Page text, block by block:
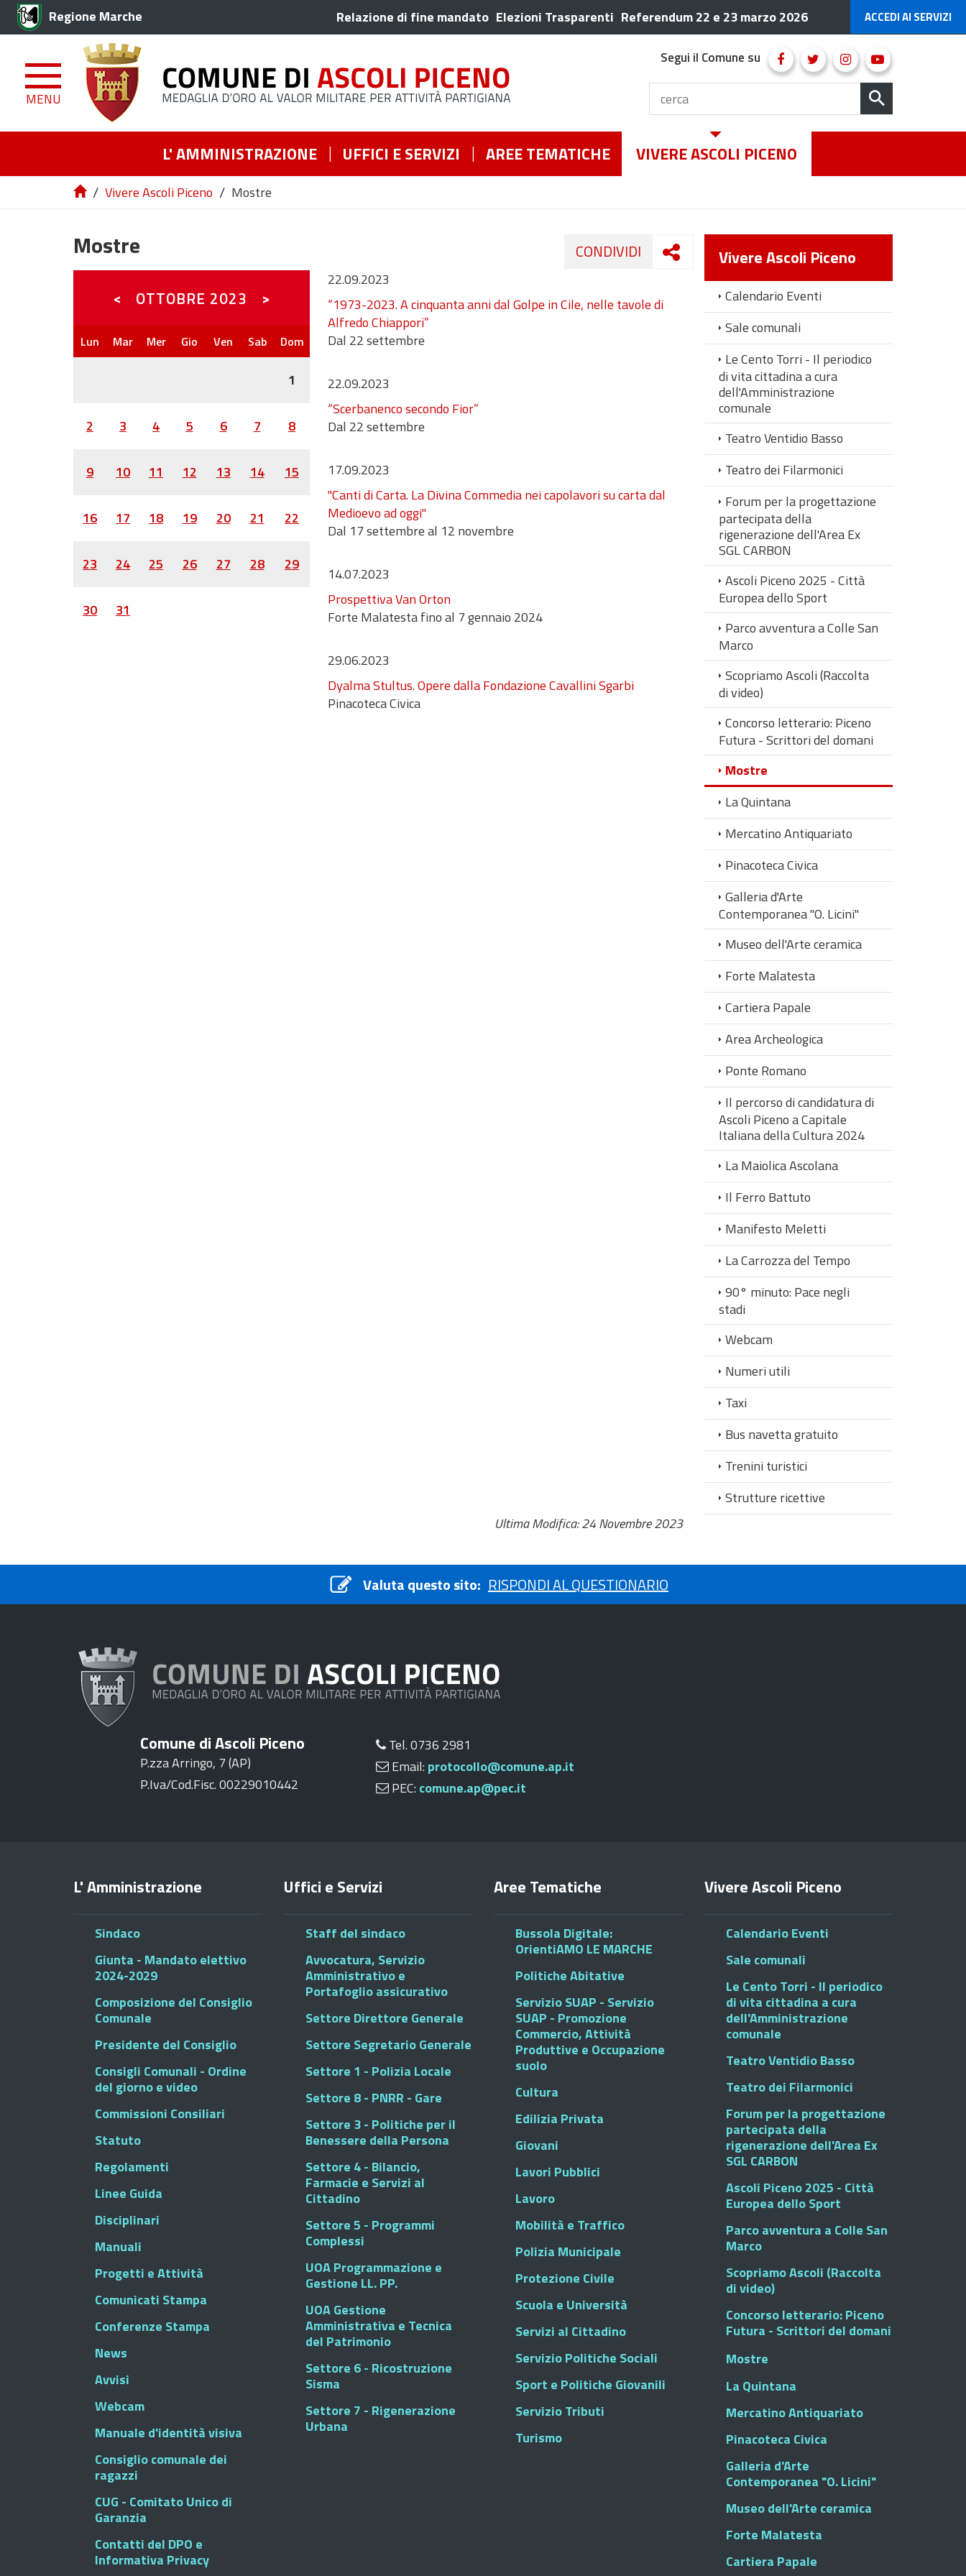
Regione Marche Relazione di fine mandato Elezioni Trasparenti Referendum 22 e 23 marzo 2026 ACCEDI AI SERVIZI
MENU
Segui il Comune su
L' AMMINISTRAZIONE UFFICI E SERVIZI AREE TEMATICHE VIVERE ASCOLI PICENO
/ Vivere Ascoli Piceno / Mostre
CONDIVIDI
Mostre
< OTTOBRE 2023 >
1
2 3 4 5 6 7 8
9 10 11 12 13 14 15
16 17 18 19 20 21 22
23 24 25 26 27 28 29
30 31
22.09.2023
“1973-2023. A cinquanta anni dal Golpe in Cile, nelle tavole di
Alfredo Chiappori”
Dal 22 settembre
22.09.2023
“Scerbanenco secondo Fior”
Dal 22 settembre
17.09.2023
"Canti di Carta. La Divina Commedia nei capolavori su carta dal
Medioevo ad oggi"
Dal 17 settembre al 12 novembre
14.07.2023
Prospettiva Van Orton
Forte Malatesta fino al 7 gennaio 2024
29.06.2023
Dyalma Stultus. Opere dalla Fondazione Cavallini Sgarbi
Pinacoteca Civica
Vivere Ascoli Piceno
Calendario Eventi
Sale comunali
Le Cento Torri - Il periodico
di vita cittadina a cura
dell'Amministrazione
comunale
Teatro Ventidio Basso
Teatro dei Filarmonici
Forum per la progettazione
partecipata della
rigenerazione dell'Area Ex
SGL CARBON
Ascoli Piceno 2025 - Città
Europea dello Sport
Parco avventura a Colle San
Marco
Scopriamo Ascoli (Raccolta
di video)
Concorso letterario: Piceno
Futura - Scrittori del domani
Mostre
La Quintana
Mercatino Antiquariato
Pinacoteca Civica
Galleria d'Arte
Contemporanea "O. Licini"
Museo dell'Arte ceramica
Forte Malatesta
Cartiera Papale
Area Archeologica
Ponte Romano
Il percorso di candidatura di
Ascoli Piceno a Capitale
Italiana della Cultura 2024
La Maiolica Ascolana
Il Ferro Battuto
Manifesto Meletti
La Carrozza del Tempo
90° minuto: Pace negli
stadi
Webcam
Numeri utili
Taxi
Bus navetta gratuito
Trenini turistici
Strutture ricettive
Ultima Modifica: 24 Novembre 2023
Valuta questo sito: RISPONDI AL QUESTIONARIO
Comune di Ascoli Piceno
P.zza Arringo, 7 (AP)
P.Iva/Cod.Fisc. 00229010442
Tel. 0736 2981
Email: protocollo@comune.ap.it
PEC: comune.ap@pec.it
L' Amministrazione
Sindaco
Giunta - Mandato elettivo
2024-2029
Composizione del Consiglio
Comunale
Presidente del Consiglio
Consigli Comunali - Ordine
del giorno e video
Commissioni Consiliari
Statuto
Regolamenti
Linee Guida
Disciplinari
Manuali
Progetti e Attività
Comunicati Stampa
Conferenze Stampa
News
Avvisi
Webcam
Manuale d'identità visiva
Consiglio comunale dei
ragazzi
CUG - Comitato Unico di
Garanzia
Contatti del DPO e
Informativa Privacy
Uffici e Servizi
Staff del sindaco
Avvocatura, Servizio
Amministrativo e
Portafoglio assicurativo
Settore Direttore Generale
Settore Segretario Generale
Settore 1 - Polizia Locale
Settore 8 - PNRR - Gare
Settore 3 - Politiche per il
Benessere della Persona
Settore 4 - Bilancio,
Farmacie e Servizi al
Cittadino
Settore 5 - Programmi
Complessi
UOA Programmazione e
Gestione LL. PP.
UOA Gestione
Amministrativa e Tecnica
del Patrimonio
Settore 6 - Ricostruzione
Sisma
Settore 7 - Rigenerazione
Urbana
Aree Tematiche
Bussola Digitale:
OrientiAMO LE MARCHE
Politiche Abitative
Servizio SUAP - Servizio
SUAP - Promozione
Commercio, Attività
Produttive e Occupazione
suolo
Cultura
Edilizia Privata
Giovani
Lavori Pubblici
Lavoro
Mobilità e Traffico
Polizia Municipale
Protezione Civile
Scuola e Università
Servizi al Cittadino
Servizio Politiche Sociali
Sport e Politiche Giovanili
Servizio Tributi
Turismo
Vivere Ascoli Piceno
Calendario Eventi
Sale comunali
Le Cento Torri - Il periodico
di vita cittadina a cura
dell'Amministrazione
comunale
Teatro Ventidio Basso
Teatro dei Filarmonici
Forum per la progettazione
partecipata della
rigenerazione dell'Area Ex
SGL CARBON
Ascoli Piceno 2025 - Città
Europea dello Sport
Parco avventura a Colle San
Marco
Scopriamo Ascoli (Raccolta
di video)
Concorso letterario: Piceno
Futura - Scrittori del domani
Mostre
La Quintana
Mercatino Antiquariato
Pinacoteca Civica
Galleria d'Arte
Contemporanea "O. Licini"
Museo dell'Arte ceramica
Forte Malatesta
Cartiera Papale